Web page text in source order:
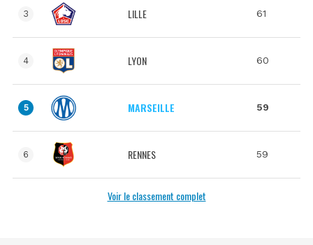
3 LILLE 61
4 LYON 60
5 MARSEILLE 59
6 RENNES 59
Voir le classement complet